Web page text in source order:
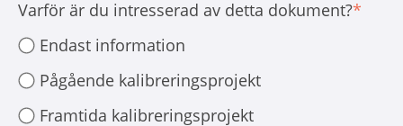
Varför är du intresserad av detta dokument?*
Endast information
Pågående kalibreringsprojekt
Framtida kalibreringsprojekt